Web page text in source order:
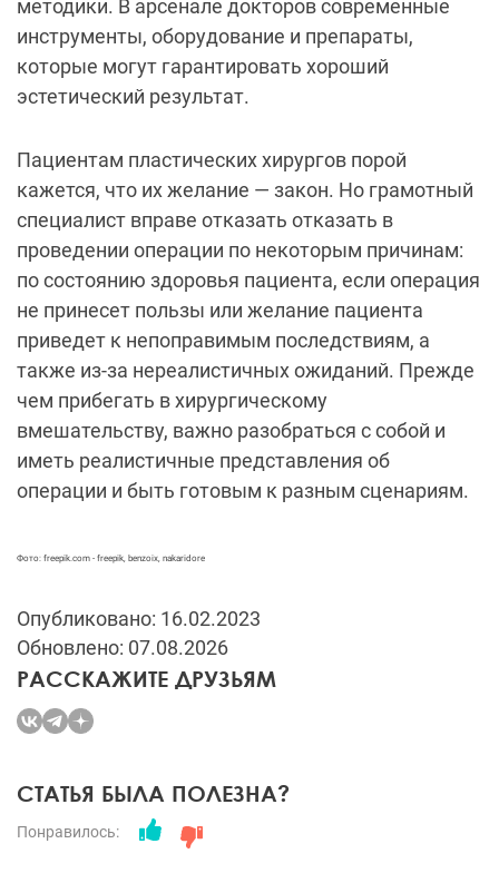
методики. В арсенале докторов современные
инструменты, оборудование и препараты,
которые могут гарантировать хороший
эстетический результат.
Пациентам пластических хирургов порой
кажется, что их желание — закон. Но грамотный
специалист вправе отказать отказать в
проведении операции по некоторым причинам:
по состоянию здоровья пациента, если операция
не принесет пользы или желание пациента
приведет к непоправимым последствиям, а
также из-за нереалистичных ожиданий. Прежде
чем прибегать в хирургическому
вмешательству, важно разобраться с собой и
иметь реалистичные представления об
операции и быть готовым к разным сценариям.
Фото: freepik.com - freepik, benzoix, nakaridore
Опубликовано: 16.02.2023
Обновлено: 07.08.2026
РАССКАЖИТЕ ДРУЗЬЯМ
СТАТЬЯ БЫЛА ПОЛЕЗНА?
Понравилось: